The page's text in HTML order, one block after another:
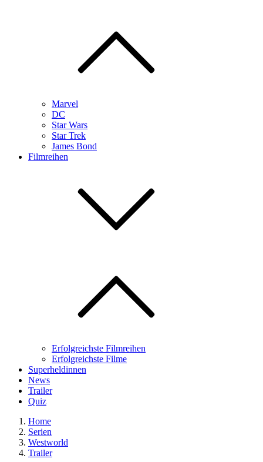
Marvel
DC
Star Wars
Star Trek
James Bond
Filmreihen
Erfolgreichste Filmreihen
Erfolgreichste Filme
Superheldinnen
News
Trailer
Quiz
Home
Serien
Westworld
Trailer